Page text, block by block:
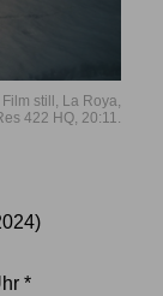
still, La Roya,
422 HQ, 20:11.
*